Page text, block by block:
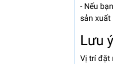
- Nếu
sản xuất
Lưu
Vị trí đặt